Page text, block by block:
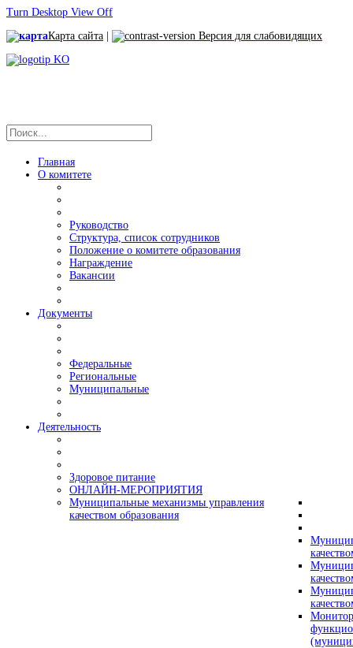
Turn Desktop View Off
Карта сайта
Версия для слабовидящих
Главная
О комитете
Руководство
Структура, список сотрудников
Положение о комитете образования
Награждение
Вакансии
Документы
Федеральные
Региональные
Муниципальные
Деятельность
Здоровое питание
ОНЛАЙН-МЕРОПРИЯТИЯ
Муниципальные механизмы управления
качеством образования